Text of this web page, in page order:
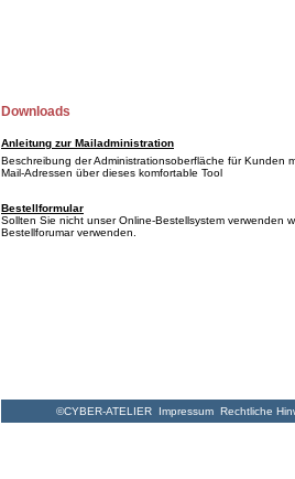
Downloads
Anleitung zur Mailadministration
Beschreibung der Administrationsoberfläche für Kunden
Mail-Adressen über dieses komfortable Tool
Bestellformular
Sollten Sie nicht unser Online-Bestellsystem verwenden
Bestellforumar verwenden.
©CYBER-ATELIER Impressum Rechtliche